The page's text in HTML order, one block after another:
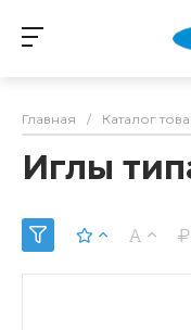
Главная / Каталог
Иглы